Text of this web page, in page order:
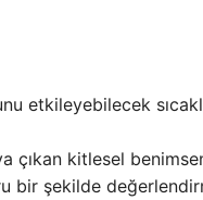
etkileyebilecek
çıkan kitlesel
bir şekilde